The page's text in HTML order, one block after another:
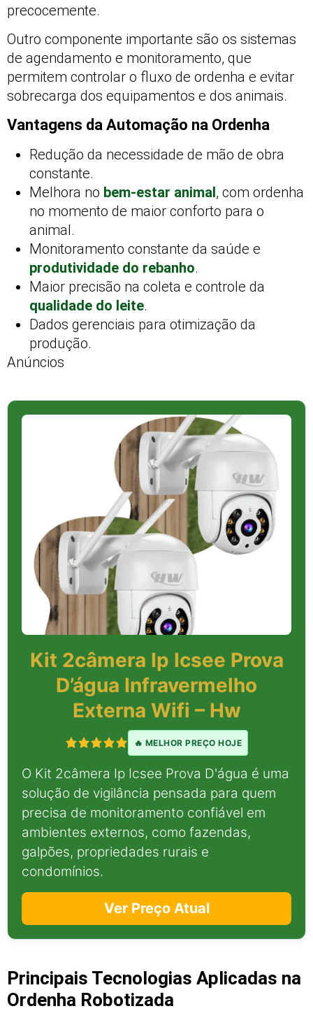
precocemente.
Outro componente importante são os sistemas
de agendamento e monitoramento, que
permitem controlar o fluxo de ordenha e evitar
sobrecarga dos equipamentos e dos animais.
Vantagens da Automação na Ordenha
Redução da necessidade de mão de obra
constante.
Melhora no bem-estar animal, com ordenha
no momento de maior conforto para o
animal.
Monitoramento constante da saúde e
produtividade do rebanho.
Maior precisão na coleta e controle da
qualidade do leite.
Dados gerenciais para otimização da
produção.
Anúncios
Kit 2câmera Ip Icsee Prova
D’água Infravermelho
Externa Wifi – Hw
🔥 MELHOR PREÇO HOJE
O Kit 2câmera Ip Icsee Prova D'água é uma
solução de vigilância pensada para quem
precisa de monitoramento confiável em
ambientes externos, como fazendas,
galpões, propriedades rurais e
condomínios.
Ver Preço Atual
Principais Tecnologias Aplicadas na
Ordenha Robotizada